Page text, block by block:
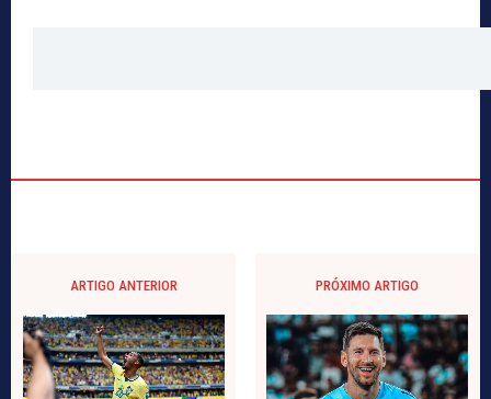
ARTIGO ANTERIOR PRÓXIMO ARTIGO